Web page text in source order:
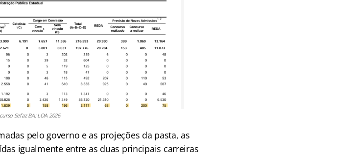
Sefaz BA: LOA 2026
pelo governo e as projeções da pasta, as
igualmente entre as duas principais carreiras